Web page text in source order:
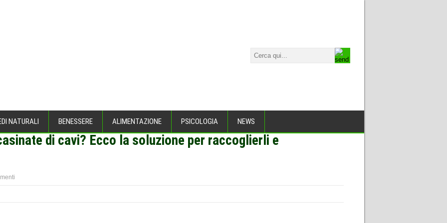
NATURALI BENESSERE ALIMENTAZIONE PSICOLOGIA NEWS
di cavi? Ecco la soluzione per raccoglierli e